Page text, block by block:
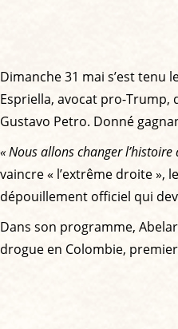
Dimanche 31 mai s’est
Espriella, avocat pro-Trump,
Gustavo Petro. Donné
« Nous allons changer
vaincre « l’extrême droite »,
dépouillement officiel qui
Dans son programme,
drogue en Colombie,